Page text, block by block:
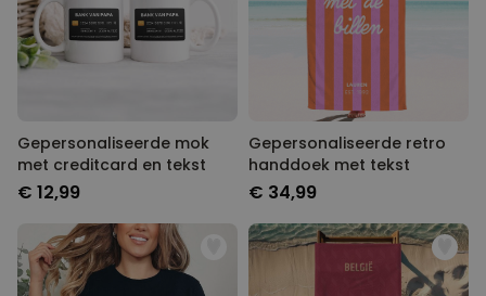
Gepersonaliseerde mok
met creditcard en tekst
€ 12,99
Gepersonaliseerde retro
handdoek met tekst
€ 34,99